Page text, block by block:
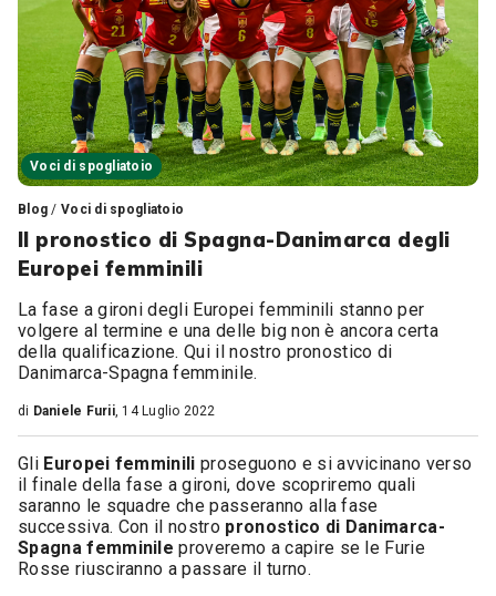
Voci di spogliatoio
Blog / Voci di spogliatoio
Il pronostico di Spagna-Danimarca degli
Europei femminili
La fase a gironi degli Europei femminili stanno per
volgere al termine e una delle big non è ancora certa
della qualificazione. Qui il nostro pronostico di
Danimarca-Spagna femminile.
di Daniele Furii, 14 Luglio 2022
Gli Europei femminili proseguono e si avvicinano verso
il finale della fase a gironi, dove scopriremo quali
saranno le squadre che passeranno alla fase
successiva. Con il nostro pronostico di Danimarca-
Spagna femminile proveremo a capire se le Furie
Rosse riusciranno a passare il turno.